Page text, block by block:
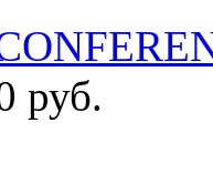
руб.